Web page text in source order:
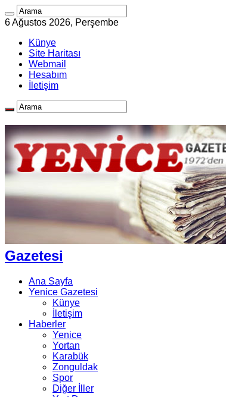
6 Ağustos 2026, Perşembe
Künye
Site Haritası
Webmail
Hesabım
İletişim
Gazetesi
Ana Sayfa
Yenice Gazetesi
Künye
İletişim
Haberler
Yenice
Yortan
Karabük
Zonguldak
Spor
Diğer İller